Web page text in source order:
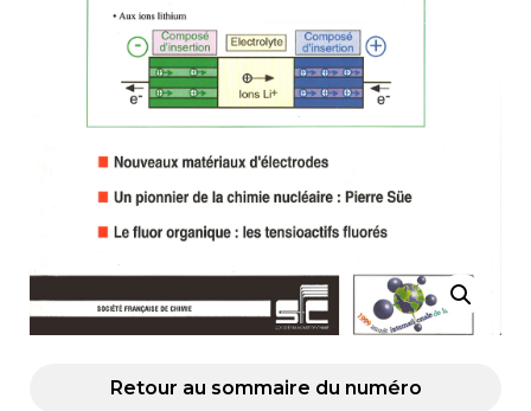
Retour au sommaire du numéro